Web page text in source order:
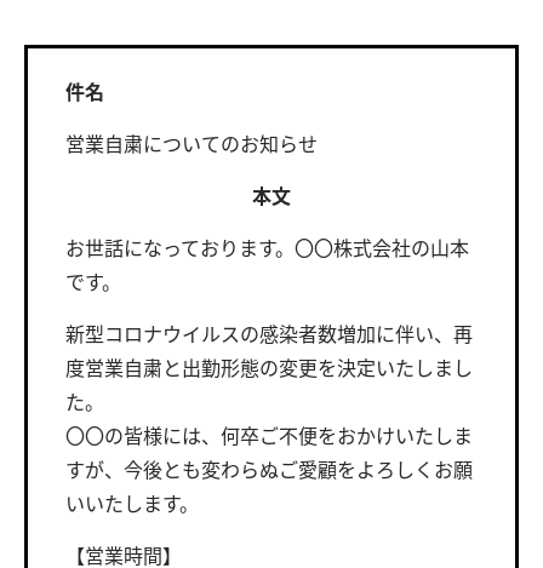
件名
営業自粛についてのお知らせ
本文
お世話になっております。〇〇株式会社の山本
です。
新型コロナウイルスの感染者数増加に伴い、再
度営業自粛と出勤形態の変更を決定いたしまし
た。
〇〇の皆様には、何卒ご不便をおかけいたしま
すが、今後とも変わらぬご愛顧をよろしくお願
いいたします。
【営業時間】